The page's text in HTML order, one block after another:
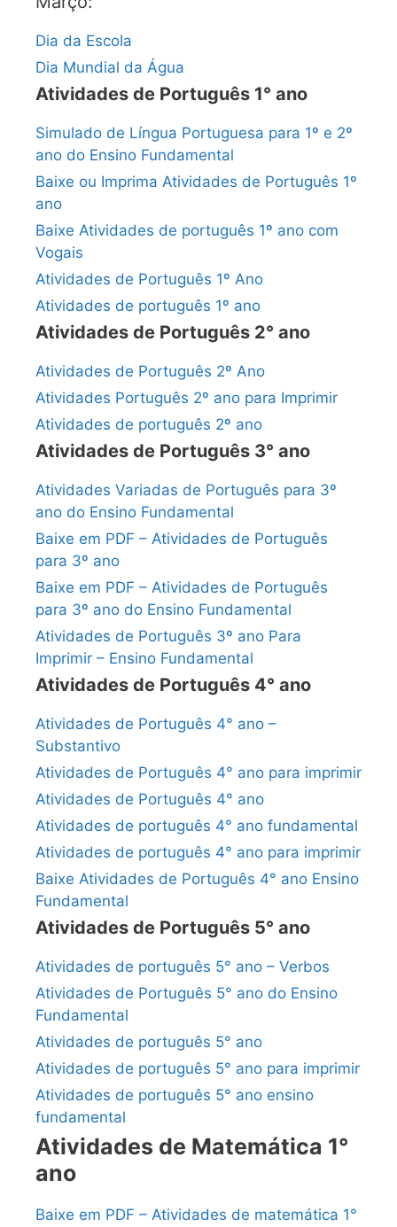
Dia da Escola
Dia Mundial da Água
Atividades de Português 1° ano
Simulado de Língua Portuguesa para 1º e 2º
ano do Ensino Fundamental
Baixe ou Imprima Atividades de Português 1º
ano
Baixe Atividades de português 1º ano com
Vogais
Atividades de Português 1º Ano
Atividades de português 1º ano
Atividades de Português 2° ano
Atividades de Português 2º Ano
Atividades Português 2º ano para Imprimir
Atividades de português 2º ano
Atividades de Português 3° ano
Atividades Variadas de Português para 3º
ano do Ensino Fundamental
Baixe em PDF – Atividades de Português
para 3º ano
Baixe em PDF – Atividades de Português
para 3º ano do Ensino Fundamental
Atividades de Português 3º ano Para
Imprimir – Ensino Fundamental
Atividades de Português 4° ano
Atividades de Português 4° ano –
Substantivo
Atividades de Português 4° ano para imprimir
Atividades de Português 4° ano
Atividades de português 4° ano fundamental
Atividades de português 4° ano para imprimir
Baixe Atividades de Português 4° ano Ensino
Fundamental
Atividades de Português 5° ano
Atividades de português 5° ano – Verbos
Atividades de Português 5° ano do Ensino
Fundamental
Atividades de português 5° ano
Atividades de português 5° ano para imprimir
Atividades de português 5° ano ensino
fundamental
Atividades de Matemática 1°
ano
Baixe em PDF – Atividades de matemática 1°